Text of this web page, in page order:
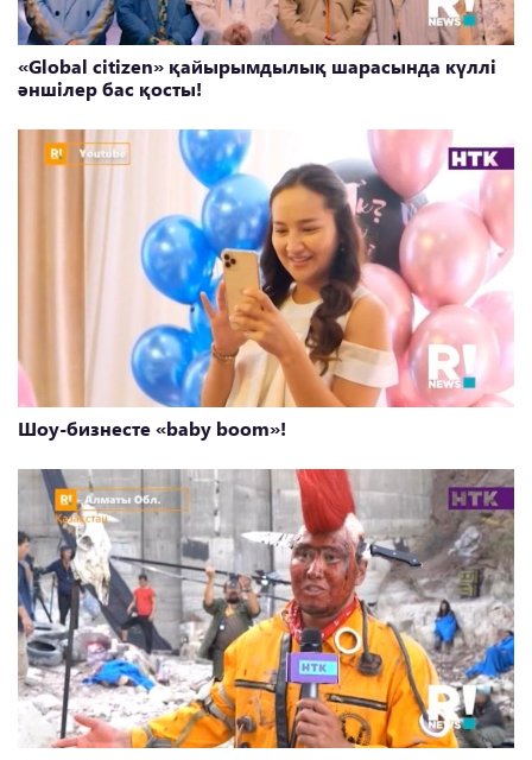
«Global citizen» қайырымдылық шарасында күллі
әншілер бас қосты!
Шоу-бизнесте «baby boom»!